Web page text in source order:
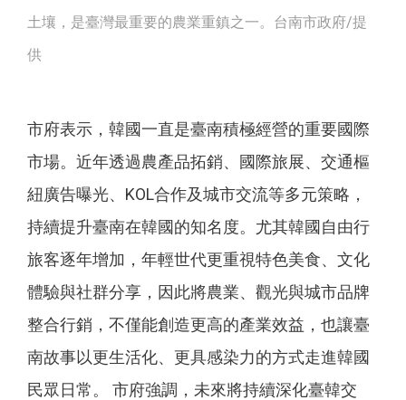
土壤，是臺灣最重要的農業重鎮之一。台南市政府/提
供
市府表示，韓國一直是臺南積極經營的重要國際
市場。近年透過農產品拓銷、國際旅展、交通樞
紐廣告曝光、KOL合作及城市交流等多元策略，
持續提升臺南在韓國的知名度。尤其韓國自由行
旅客逐年增加，年輕世代更重視特色美食、文化
體驗與社群分享，因此將農業、觀光與城市品牌
整合行銷，不僅能創造更高的產業效益，也讓臺
南故事以更生活化、更具感染力的方式走進韓國
民眾日常。 市府強調，未來將持續深化臺韓交